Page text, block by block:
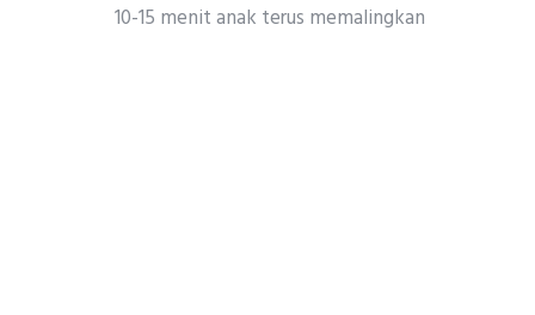
10-15 menit anak terus memalingkan